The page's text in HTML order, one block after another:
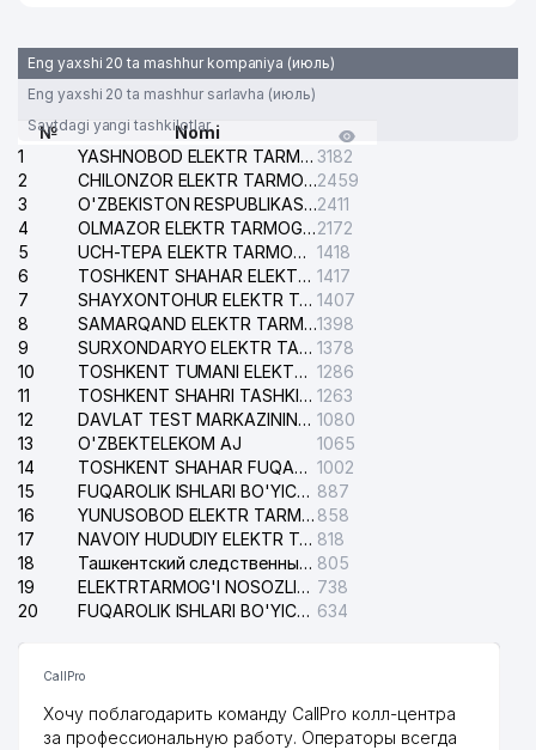
Eng yaxshi 20 ta mashhur kompaniya (июль)
Eng yaxshi 20 ta mashhur sarlavha (июль)
Saytdagi yangi tashkilotlar
№
Nomi
1
YASHNOBOD ELEKTR TARMOG'I NOSOZLIKLARI XIZMATI 3182
2
CHILONZOR ELEKTR TARMOG'I NOSOZLIK XIZMATI2459
3
O'ZBEKISTON RESPUBLIKASI BOSH PROKURATURASI ISHONCH TELEFONI2411
4
OLMAZOR ELEKTR TARMOG'I NOSOZLIKLARI XIZMATI2172
5
UCH-TEPA ELEKTR TARMOG'I NOSOZLIKLARI XIZMATI 1418
6
TOSHKENT SHAHAR ELEKTR TARMOQLARI KORXONASI AJ 1417
7
SHAYXONTOHUR ELEKTR TARMOG'I NOSOZLIKLARINI TUZATISH XIZMATI 1407
8
SAMARQAND ELEKTR TARMOQLARI AJ1398
9
SURXONDARYO ELEKTR TARMOQLARI AJ 1378
10
TOSHKENT TUMANI ELEKTR TARMOG'I AVARIYA XIZMATI 1286
11
TOSHKENT SHAHRI TASHKILOT TELEFONLARI HAQIDA MA'LUMOT BYUROSI 1263
12
DAVLAT TEST MARKAZINING ISHONCH TELEFONLARI 1080
13
O'ZBEKTELEKOM AJ
1065
14
TOSHKENT SHAHAR FUQAROLIK ISHLARI BO'YICHA SUDI 1002
15
FUQAROLIK ISHLARI BO'YICHA YAKKASAROY TUMANLARARO SUDI 887
16
YUNUSOBOD ELEKTR TARMOG'I NOSOZLIKLARI XIZMATI 858
17
NAVOIY HUDUDIY ELEKTR TARMOQLARI KORXONASI AJ 818
18
Ташкентский следственный изолятор 805
19
ELEKTRTARMOG'I NOSOZLIKLARINI TO'ZATISH SERGELI XIZMATI 738
20
FUQAROLIK ISHLARI BO'YICHA UCH-TEPA TUMANI SUDI 634
CallPro
Хочу поблагодарить команду CallPro колл-центра
за профессиональную работу. Операторы всегда